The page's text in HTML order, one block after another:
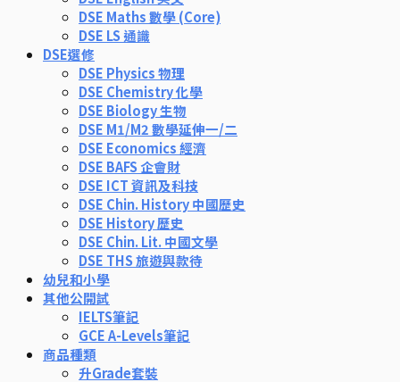
DSE Maths 數學 (Core)
DSE LS 通識
DSE選修
DSE Physics 物理
DSE Chemistry 化學
DSE Biology 生物
DSE M1/M2 數學延伸一/二
DSE Economics 經濟
DSE BAFS 企會財
DSE ICT 資訊及科技
DSE Chin. History 中國歷史
DSE History 歷史
DSE Chin. Lit. 中國文學
DSE THS 旅遊與款待
幼兒和小學
其他公開試
IELTS筆記
GCE A-Levels筆記
商品種類
升Grade套裝